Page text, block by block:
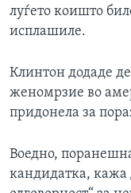
луѓето коишто
исплашиле.
Клинтон додаде
женомрзие во
придонела за
Воедно,
кандидатка, кажа